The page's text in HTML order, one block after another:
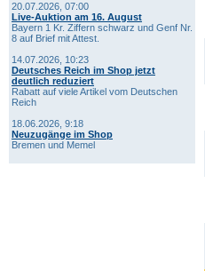
20.07.2026, 07:00
Live-Auktion am 16. August
Bayern 1 Kr. Ziffern schwarz und Genf Nr.
8 auf Brief mit Attest.
14.07.2026, 10:23
Deutsches Reich im Shop jetzt
deutlich reduziert
Rabatt auf viele Artikel vom Deutschen
Reich
18.06.2026, 9:18
Neuzugänge im Shop
Bremen und Memel